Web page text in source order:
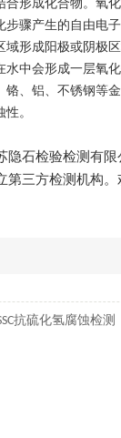
形成化合物。氧
骤产生的自由电
形成阳极或阴极
中会形成一层氧
、铝、不锈钢等
。
隐石检验检测有
第三方检测机构
抗硫化氢腐蚀检测